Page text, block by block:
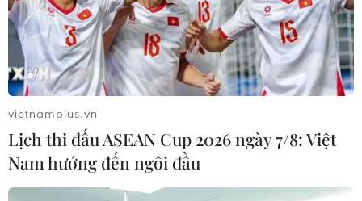
vietnamplus.vn
Lịch thi đấu ASEAN Cup 2026 ngày 7/8: Việt
Nam hướng đến ngôi đầu